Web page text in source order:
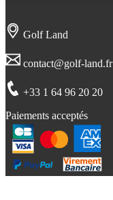
Golf Land
contact@golf-land.fr
+33 1 64 96 20 20
Paiements acceptés